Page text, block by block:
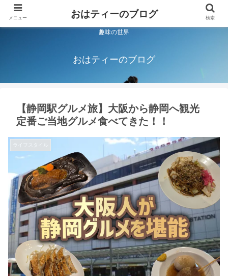
趣味の世界
おはティーのブログ
【静岡駅グルメ旅】大阪から静岡へ観光
定番ご当地グルメ食べてきた！！
メニュー おはティーのブログ 検索